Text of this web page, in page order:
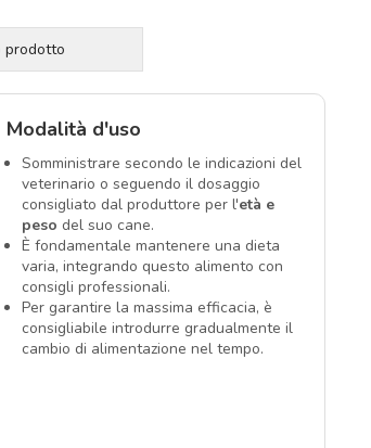
prodotto
Modalità d'uso
Somministrare secondo le indicazioni del
veterinario o seguendo il dosaggio
consigliato dal produttore per l'età e
peso del suo cane.
È fondamentale mantenere una dieta
varia, integrando questo alimento con
consigli professionali.
Per garantire la massima efficacia, è
consigliabile introdurre gradualmente il
cambio di alimentazione nel tempo.